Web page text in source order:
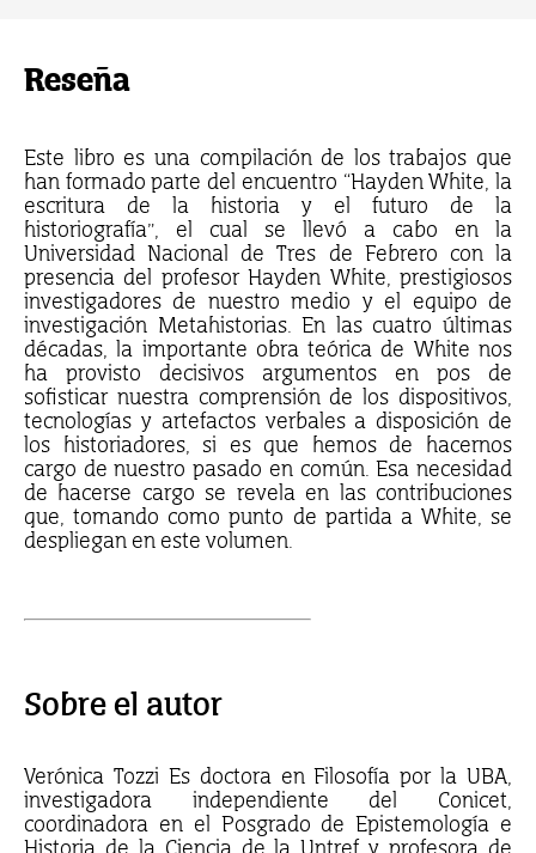
Reseña
Este libro es una compilación de los trabajos que
han formado parte del encuentro “Hayden White, la
escritura de la historia y el futuro de la
historiografía”, el cual se llevó a cabo en la
Universidad Nacional de Tres de Febrero con la
presencia del profesor Hayden White, prestigiosos
investigadores de nuestro medio y el equipo de
investigación Metahistorias. En las cuatro últimas
décadas, la importante obra teórica de White nos
ha provisto decisivos argumentos en pos de
sofisticar nuestra comprensión de los dispositivos,
tecnologías y artefactos verbales a disposición de
los historiadores, si es que hemos de hacernos
cargo de nuestro pasado en común. Esa necesidad
de hacerse cargo se revela en las contribuciones
que, tomando como punto de partida a White, se
despliegan en este volumen.
Sobre el autor
Verónica Tozzi Es doctora en Filosofía por la UBA,
investigadora independiente del Conicet,
coordinadora en el Posgrado de Epistemología e
Historia de la Ciencia de la Untref y profesora de